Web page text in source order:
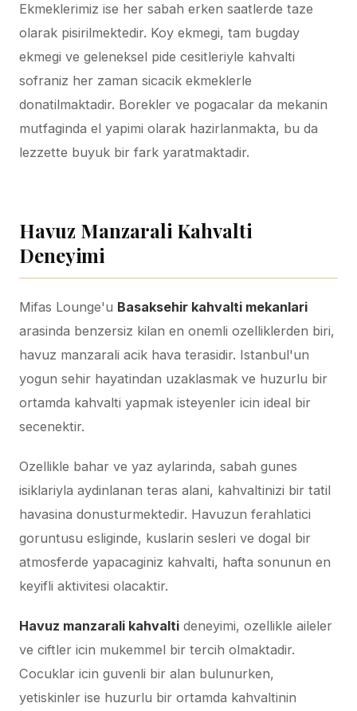
Ekmeklerimiz ise her sabah erken saatlerde taze
olarak pisirilmektedir. Koy ekmegi, tam bugday
ekmegi ve geleneksel pide cesitleriyle kahvalti
sofraniz her zaman sicacik ekmeklerle
donatilmaktadir. Borekler ve pogacalar da mekanin
mutfaginda el yapimi olarak hazirlanmakta, bu da
lezzette buyuk bir fark yaratmaktadir.
Taze malzemelerle hazirlanmis zengin serpme kahvalti
Havuz Manzarali Kahvalti
Deneyimi
Mifas Lounge'u Basaksehir kahvalti mekanlari
arasinda benzersiz kilan en onemli ozelliklerden biri,
havuz manzarali acik hava terasidir. Istanbul'un
yogun sehir hayatindan uzaklasmak ve huzurlu bir
ortamda kahvalti yapmak isteyenler icin ideal bir
secenektir.
Ozellikle bahar ve yaz aylarinda, sabah gunes
isiklariyla aydinlanan teras alani, kahvaltinizi bir tatil
havasina donusturmektedir. Havuzun ferahlatici
goruntusu esliginde, kuslarin sesleri ve dogal bir
atmosferde yapacaginiz kahvalti, hafta sonunun en
keyifli aktivitesi olacaktir.
Havuz manzarali kahvalti deneyimi, ozellikle aileler
ve ciftler icin mukemmel bir tercih olmaktadir.
Cocuklar icin guvenli bir alan bulunurken,
yetiskinler ise huzurlu bir ortamda kahvaltinin